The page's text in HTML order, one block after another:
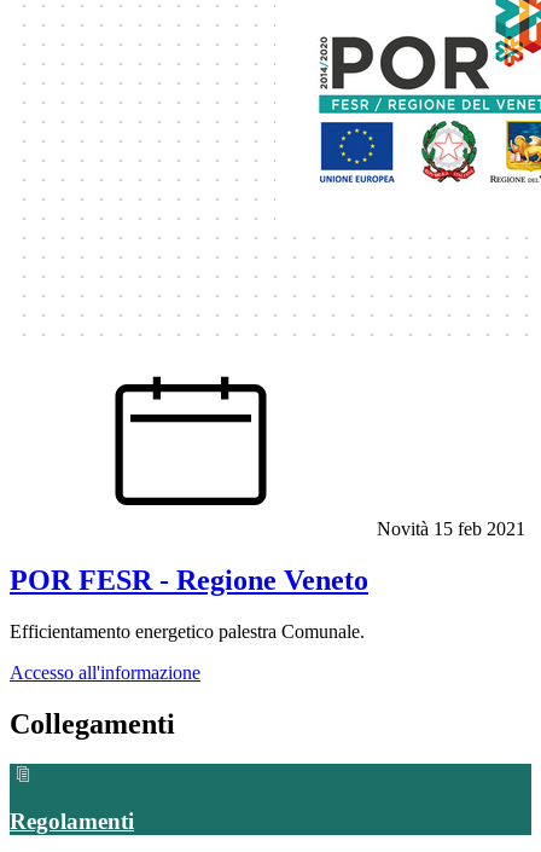
Novità 15 feb 2021
POR FESR - Regione Veneto
Efficientamento energetico palestra Comunale.
Accesso all'informazione
Collegamenti
Regolamenti